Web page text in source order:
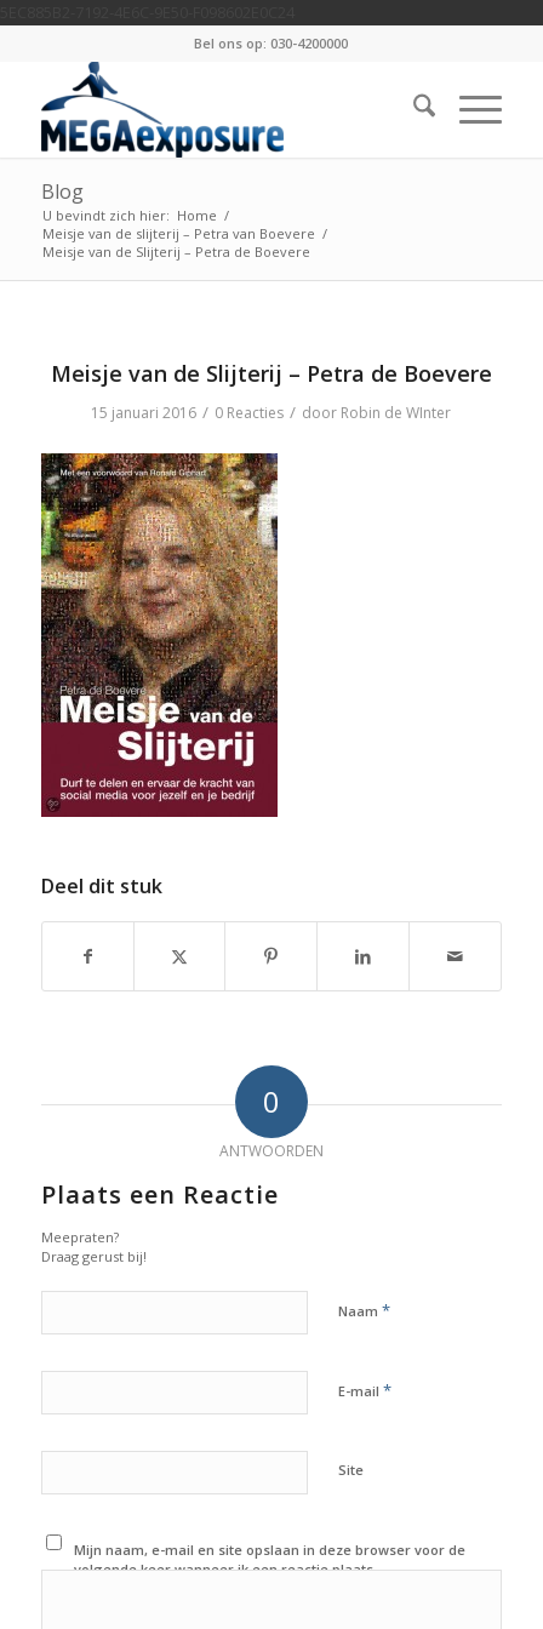
Bel ons op: 030-4200000
Blog
U bevindt zich hier: Home /
Meisje van de slijterij – Petra van Boevere /
Meisje van de Slijterij – Petra de Boevere
Meisje van de Slijterij – Petra de Boevere
15 januari 2016 / 0 Reacties / door Robin de WInter
Deel dit stuk
0
ANTWOORDEN
Plaats een Reactie
Meepraten?
Draag gerust bij!
Naam *
E-mail *
Site
Mijn naam, e-mail en site opslaan in deze browser voor de
volgende keer wanneer ik een reactie plaats.